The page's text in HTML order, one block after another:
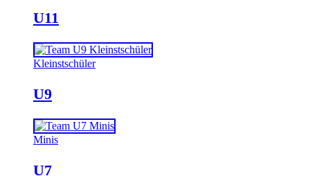
U11
Kleinstschüler
U9
Minis
U7